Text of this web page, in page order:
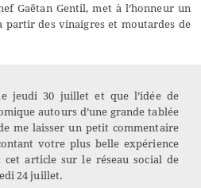
Gaëtan Gentil, met à l’honneur un
partir des vinaigres et moutardes de
jeudi 30 juillet et que l’idée de
autours d’une grande tablée
me laisser un petit commentaire
votre plus belle expérience
cet article sur le réseau social de
24 juillet.